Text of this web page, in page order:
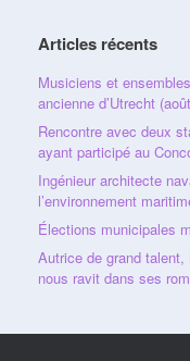
Articles récents
Musiciens et
ancienne d’Utrecht
Rencontre avec deux
ayant participé au
Ingénieur architecte
l’environnement
Élections municipales
Autrice de grand
nous ravit dans ses